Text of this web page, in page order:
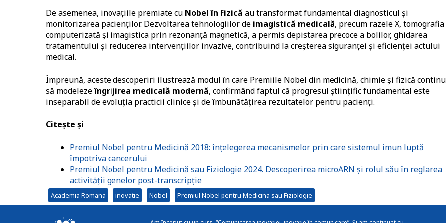
De asemenea, inovațiile premiate cu Nobel în Fizică au transformat fundamental diagnosticul și
monitorizarea pacienților. Dezvoltarea tehnologiilor de imagistică medicală, precum razele X, tomografia
computerizată și imagistica prin rezonanță magnetică, a permis depistarea precoce a bolilor, ghidarea
tratamentului și reducerea intervențiilor invazive, contribuind la creșterea siguranței și eficienței actului
medical.
Împreună, aceste descoperiri ilustrează modul în care Premiile Nobel din medicină, chimie și fizică
să modelezeîngrijirea medicală modernă, confirmând faptul că progresul științific fundamental este
inseparabil de evoluția practicii clinice și de îmbunătățirea rezultatelor pentru pacienți.
Citește și
Premiul Nobel pentru Medicină 2018: înțelegerea mecanismelor prin care sistemul imun luptă
împotriva cancerului
Premiul Nobel pentru Medicină sau Fiziologie 2024. Descoperirea microARN și rolul său în reglarea
activității genelor post-transcripție
Academia Romana inovatie Nobel Premiul Nobel pentru Medicina sau Fiziologie